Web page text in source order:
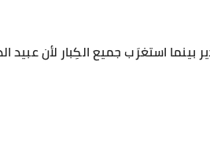
بينما استغرَب جميع الكِبار لأن عبيد